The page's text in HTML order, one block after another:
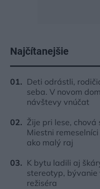
Najčítanejšie
Deti odrástli,
seba. V novom
návštevy vnúčat
Žije pri lese,
Miestni
ako malý raj
K bytu ladili aj
stereotyp, bývanie
režiséra